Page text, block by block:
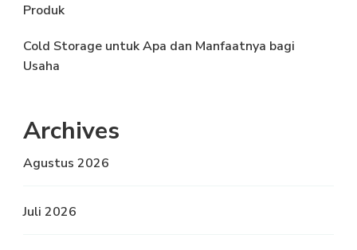
Produk
Cold Storage untuk Apa dan Manfaatnya bagi
Usaha
Archives
Agustus 2026
Juli 2026